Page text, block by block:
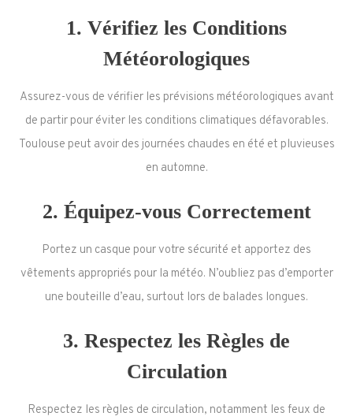
1. Vérifiez les Conditions
Météorologiques
Assurez-vous de vérifier les prévisions météorologiques avant
de partir pour éviter les conditions climatiques défavorables.
Toulouse peut avoir des journées chaudes en été et pluvieuses
en automne.
2. Équipez-vous Correctement
Portez un casque pour votre sécurité et apportez des
vêtements appropriés pour la météo. N’oubliez pas d’emporter
une bouteille d’eau, surtout lors de balades longues.
3. Respectez les Règles de
Circulation
Respectez les règles de circulation, notamment les feux de